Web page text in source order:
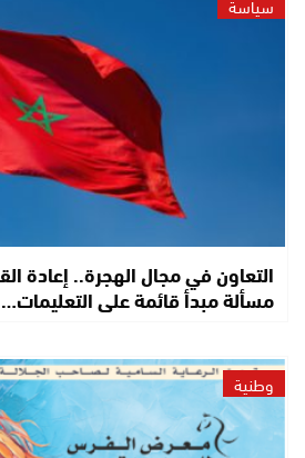
التعاون في مجال الهجرة.. إعادة
مسألة مبدأ قائمة على التعليمات…
وطنية